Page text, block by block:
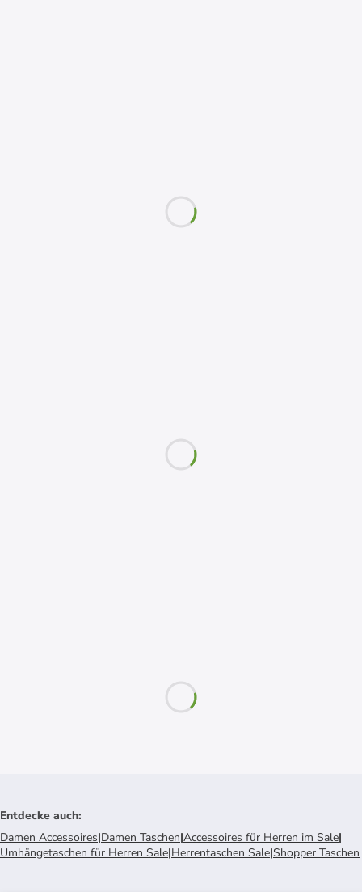
Entdecke auch:
Damen Accessoires|Damen Taschen|Accessoires für Herren im Sale|
Umhängetaschen für Herren Sale|Herrentaschen Sale|Shopper Taschen